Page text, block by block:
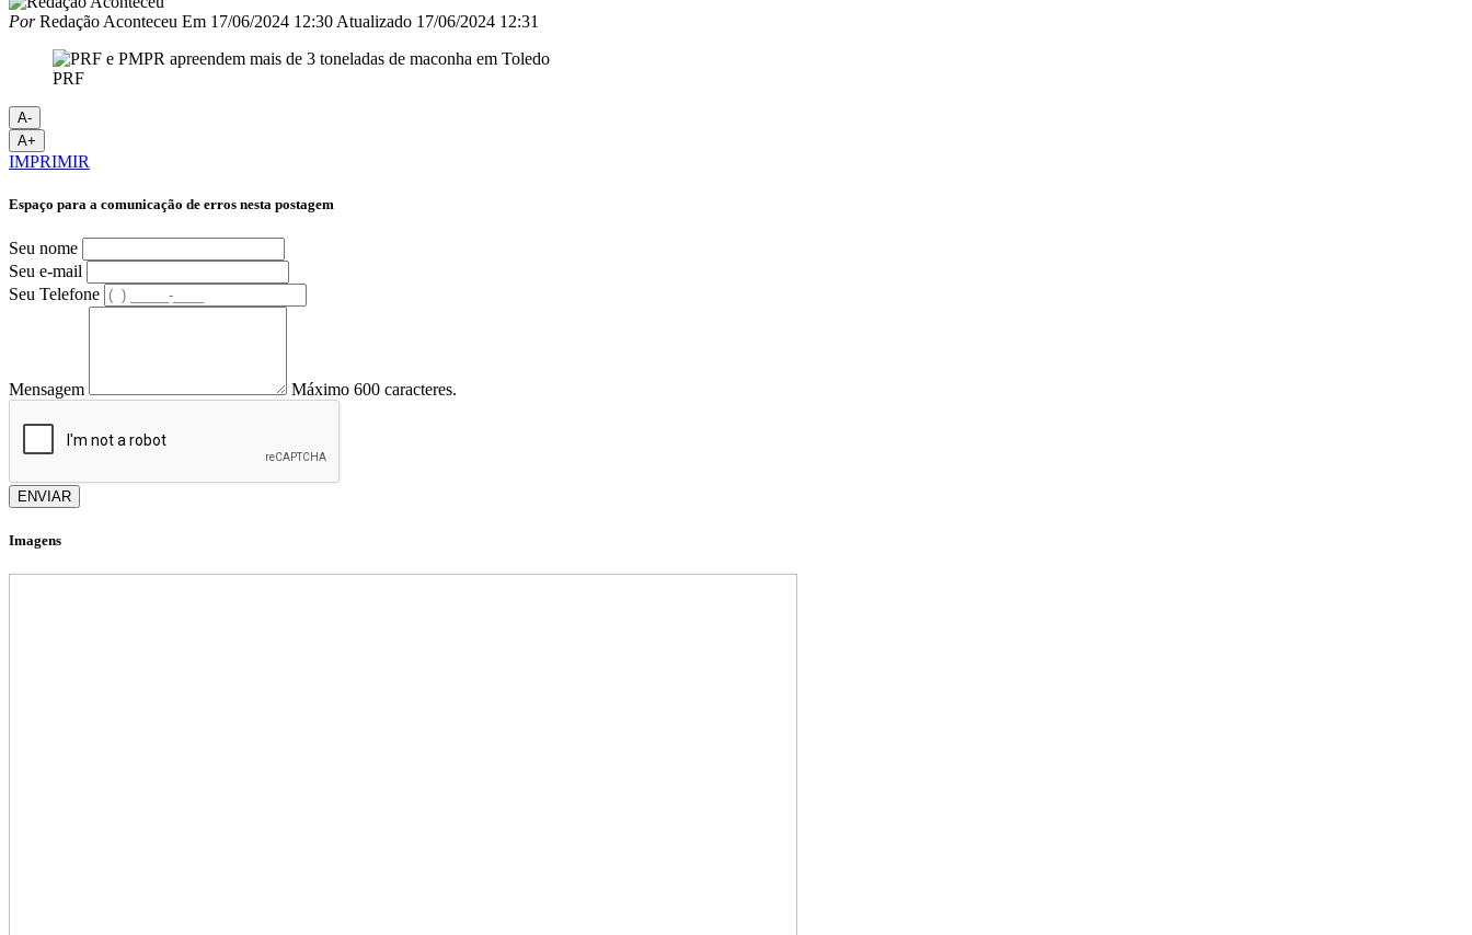
PorRedação Aconteceu Em 17/06/2024 12:30 Atualizado 17/06/2024 12:31
PRF
A-
A+
IMPRIMIR
Espaço para a comunicação de erros nesta postagem
Seu nome
Seu e-mail
Seu Telefone
Mensagem Máximo 600 caracteres.
ENVIAR
Imagens